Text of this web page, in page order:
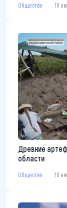
Общество 10
Древние
области
Общество 10